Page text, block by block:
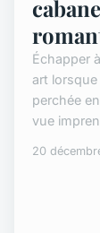
Échapper
art
perchée
vue
20